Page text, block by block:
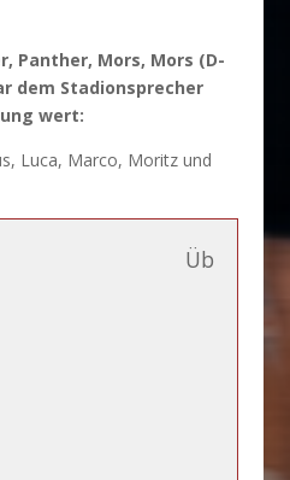
Panther, Mors, Mors (D-
dem Stadionsprecher
wert:
Luca, Marco, Moritz und
Üb